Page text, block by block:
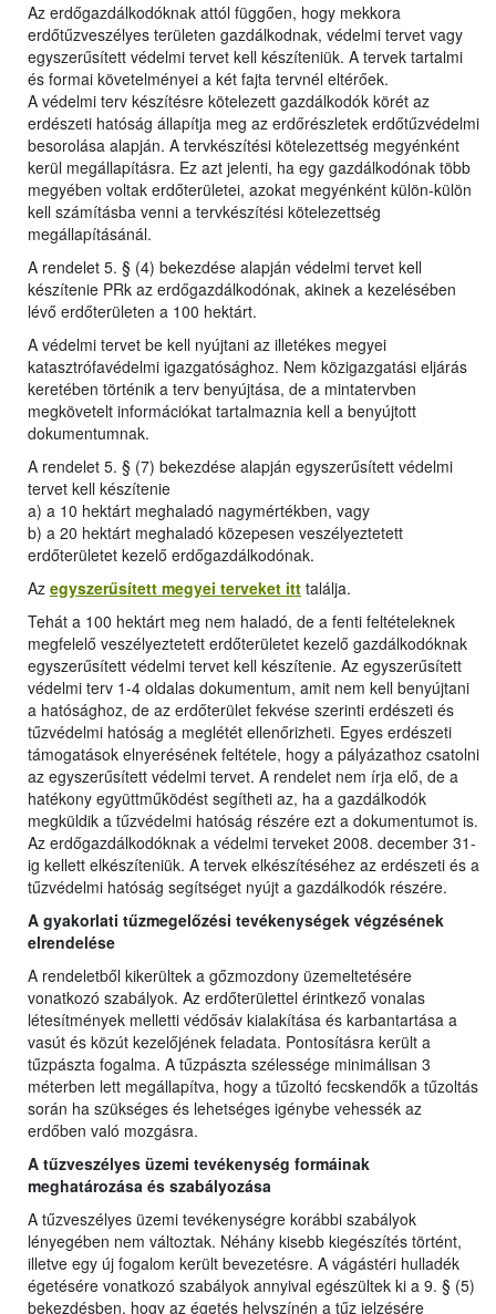
Az erdőgazdálkodóknak attól függően, hogy mekkora
erdőtűzveszélyes területen gazdálkodnak, védelmi tervet vagy
egyszerűsített védelmi tervet kell készíteniük. A tervek tartalmi
és formai követelményei a két fajta tervnél eltérőek.
A védelmi terv készítésre kötelezett gazdálkodók körét az
erdészeti hatóság állapítja meg az erdőrészletek erdőtűzvédelmi
besorolása alapján. A tervkészítési kötelezettség megyénként
kerül megállapításra. Ez azt jelenti, ha egy gazdálkodónak több
megyében voltak erdőterületei, azokat megyénként külön-külön
kell számításba venni a tervkészítési kötelezettség
megállapításánál.
A rendelet 5. § (4) bekezdése alapján védelmi tervet kell
készítenie PRk az erdőgazdálkodónak, akinek a kezelésében
lévő erdőterületen a 100 hektárt.
A védelmi tervet be kell nyújtani az illetékes megyei
katasztrófavédelmi igazgatósághoz. Nem közigazgatási eljárás
keretében történik a terv benyújtása, de a mintatervben
megkövetelt információkat tartalmaznia kell a benyújtott
dokumentumnak.
A rendelet 5. § (7) bekezdése alapján egyszerűsített védelmi
tervet kell készítenie
a) a 10 hektárt meghaladó nagymértékben, vagy
b) a 20 hektárt meghaladó közepesen veszélyeztetett
erdőterületet kezelő erdőgazdálkodónak.
Az egyszerűsített megyei terveket itt találja.
Tehát a 100 hektárt meg nem haladó, de a fenti feltételeknek
megfelelő veszélyeztetett erdőterületet kezelő gazdálkodóknak
egyszerűsített védelmi tervet kell készítenie. Az egyszerűsített
védelmi terv 1-4 oldalas dokumentum, amit nem kell benyújtani
a hatósághoz, de az erdőterület fekvése szerinti erdészeti és
tűzvédelmi hatóság a meglétét ellenőrizheti. Egyes erdészeti
támogatások elnyerésének feltétele, hogy a pályázathoz csatolni
az egyszerűsített védelmi tervet. A rendelet nem írja elő, de a
hatékony együttműködést segítheti az, ha a gazdálkodók
megküldik a tűzvédelmi hatóság részére ezt a dokumentumot is.
Az erdőgazdálkodóknak a védelmi terveket 2008. december 31-
ig kellett elkészíteniük. A tervek elkészítéséhez az erdészeti és a
tűzvédelmi hatóság segítséget nyújt a gazdálkodók részére.
A gyakorlati tűzmegelőzési tevékenységek végzésének
elrendelése
A rendeletből kikerültek a gőzmozdony üzemeltetésére
vonatkozó szabályok. Az erdőterülettel érintkező vonalas
létesítmények melletti védősáv kialakítása és karbantartása a
vasút és közút kezelőjének feladata. Pontosításra került a
tűzpászta fogalma. A tűzpászta szélessége minimálisan 3
méterben lett megállapítva, hogy a tűzoltó fecskendők a tűzoltás
során ha szükséges és lehetséges igénybe vehessék az
erdőben való mozgásra.
A tűzveszélyes üzemi tevékenység formáinak
meghatározása és szabályozása
A tűzveszélyes üzemi tevékenységre korábbi szabályok
lényegében nem változtak. Néhány kisebb kiegészítés történt,
illetve egy új fogalom került bevezetésre. A vágástéri hulladék
égetésére vonatkozó szabályok annyival egészültek ki a 9. § (5)
bekezdésben, hogy az égetés helyszínén a tűz jelzésére